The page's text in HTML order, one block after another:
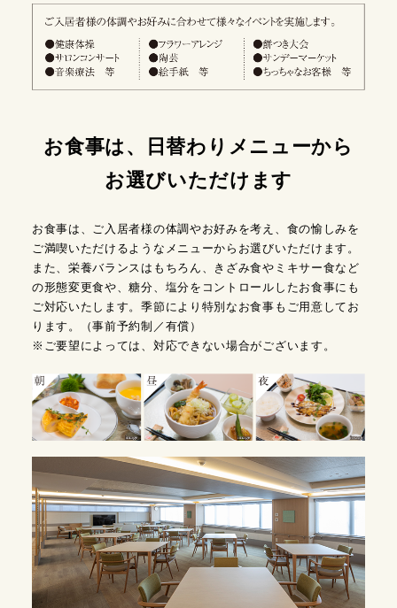
お食事は、日替わりメニューから
お選びいただけます
お食事は、ご入居者様の体調やお好みを考え、食の愉しみを
ご満喫いただけるようなメニューからお選びいただけます。
また、栄養バランスはもちろん、きざみ食やミキサー食など
の形態変更食や、糖分、塩分をコントロールしたお食事にも
ご対応いたします。季節により特別なお食事もご用意してお
ります。（事前予約制／有償）
※ご要望によっては、対応できない場合がございます。